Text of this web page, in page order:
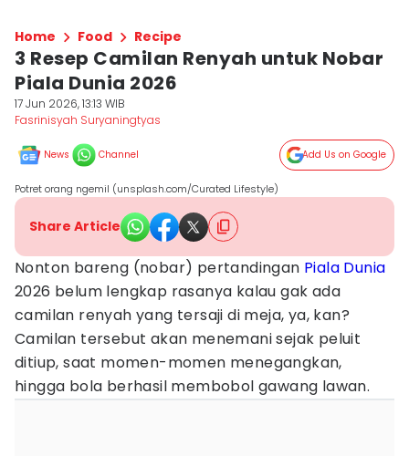
Home Food Recipe
3 Resep Camilan Renyah untuk Nobar
Piala Dunia 2026
17 Jun 2026, 13:13 WIB
Fasrinisyah Suryaningtyas
News Channel Add Us on Google
Potret orang ngemil (unsplash.com/Curated Lifestyle)
Share Article
Nonton bareng (nobar) pertandingan Piala Dunia
2026 belum lengkap rasanya kalau gak ada
camilan renyah yang tersaji di meja, ya, kan?
Camilan tersebut akan menemani sejak peluit
ditiup, saat momen-momen menegangkan,
hingga bola berhasil membobol gawang lawan.